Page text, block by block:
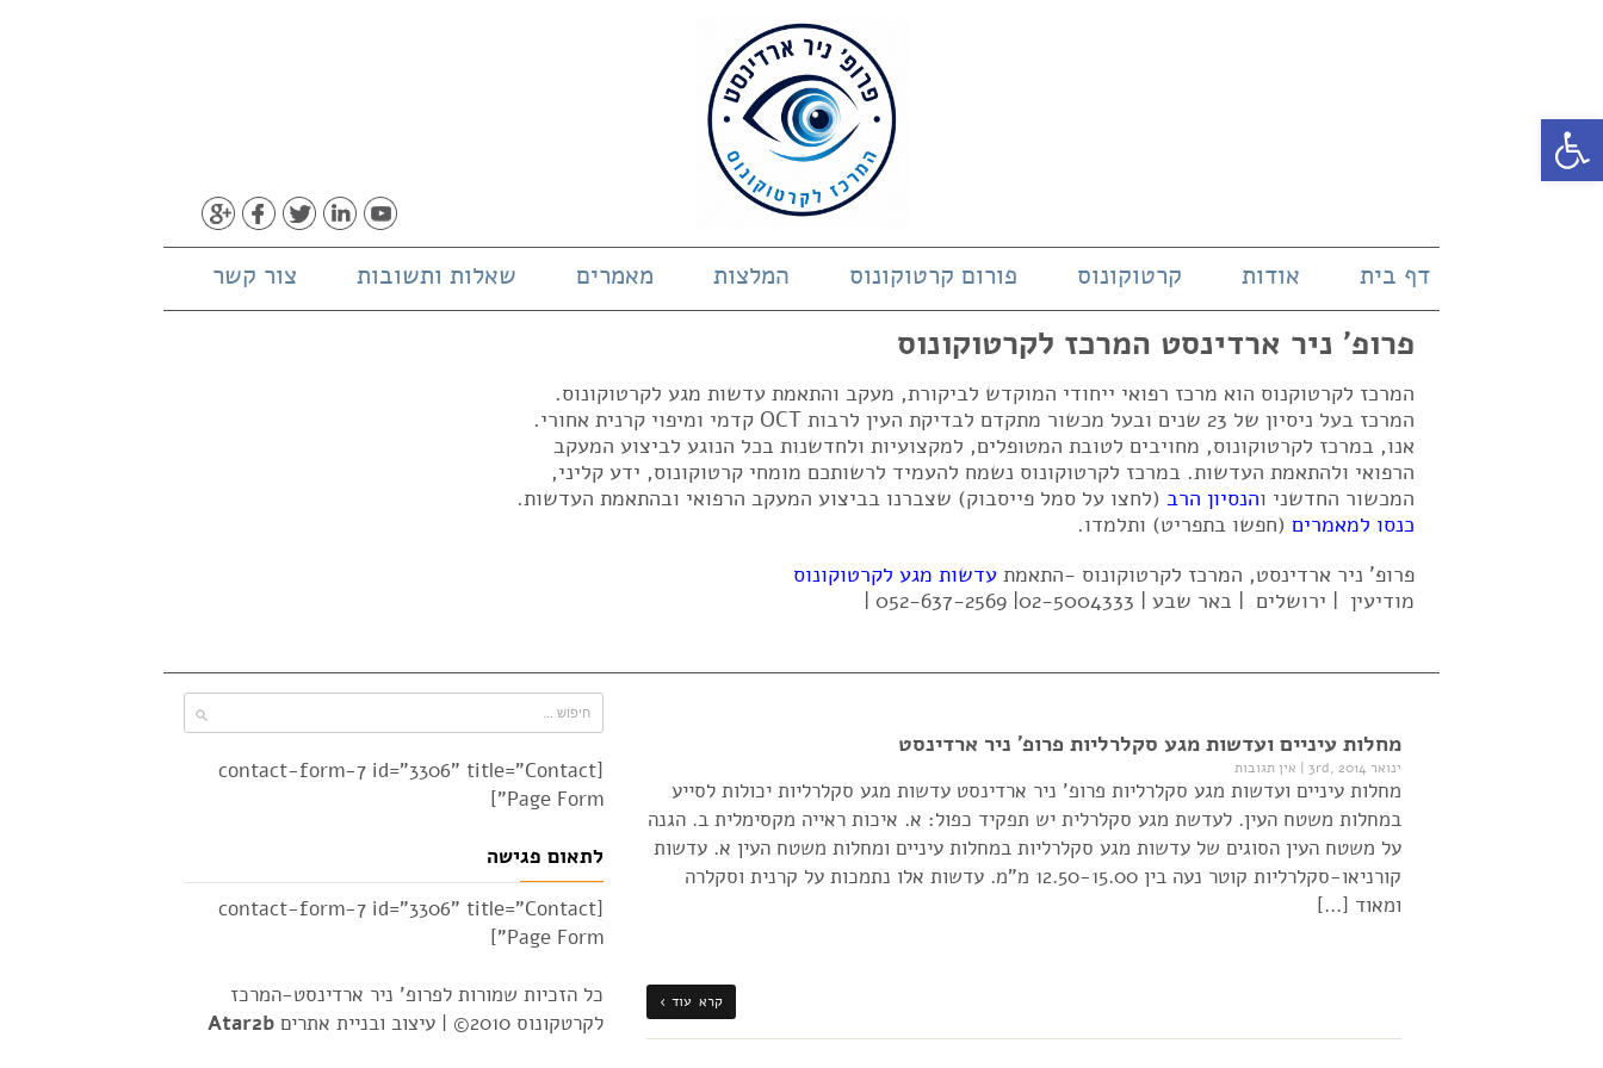
פתח סרגל נגישות
דף בית אודות קרטוקונוס פורום קרטוקונוס המלצות מאמרים שאלות ותשובות צור קשר
פרופ' ניר ארדינסט המרכז לקרטוקונוס
המרכז לקרטוקנוס הוא מרכז רפואי ייחודי המוקדש לביקורת, מעקב והתאמת עדשות מגע לקרטוקונוס.
המרכז בעל ניסיון של 23 שנים ובעל מכשור מתקדם לבדיקת העין לרבות OCT קדמי ומיפוי קרנית אחורי.
אנו, במרכז לקרטוקונוס, מחויבים לטובת המטופלים, למקצועיות ולחדשנות בכל הנוגע לביצוע המעקב
הרפואי ולהתאמת העדשות. במרכז לקרטוקונוס נשמח להעמיד לרשותכם מומחי קרטוקונוס, ידע קליני,
המכשור החדשני והנסיון הרב (לחצו על סמל פייסבוק) שצברנו בביצוע המעקב הרפואי ובהתאמת העדשות.
כנסו למאמרים (חפשו בתפריט) ותלמדו.
פרופ' ניר ארדינסט, המרכז לקרטוקונוס -התאמת עדשות מגע לקרטוקונוס
מודיעין | ירושלים | באר שבע | 02-5004333| 052-637-2569 |
מחלות עיניים ועדשות מגע סקלרליות פרופ' ניר ארדינסט
ינואר 3rd, 2014 | אין תגובות
מחלות עיניים ועדשות מגע סקלרליות פרופ' ניר ארדינסט עדשות מגע סקלרליות יכולות לסייע
במחלות משטח העין. לעדשת מגע סקלרלית יש תפקיד כפול: א. איכות ראייה מקסימלית ב. הגנה
על משטח העין הסוגים של עדשות מגע סקלרליות במחלות עיניים ומחלות משטח העין א. עדשות
קורניאו-סקלרליות קוטר נעה בין 12.50-15.00 מ"מ. עדשות אלו נתמכות על קרנית וסקלרה
ומאוד […]
קרא עוד ›
[contact-form-7 id="3306" title="Contact
Page Form"]
לתאום פגישה
[contact-form-7 id="3306" title="Contact
Page Form"]
כל הזכיות שמורות לפרופ' ניר ארדינסט-המרכז
לקרטקונוס 2010© |
עיצוב ובניית אתרים Atar2b